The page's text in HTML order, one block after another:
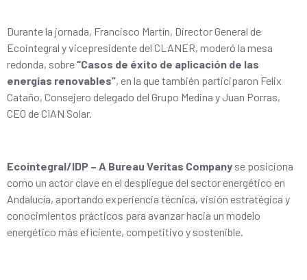
Durante la jornada, Francisco Martín, Director General de
Ecointegral y vicepresidente del CLANER, moderó la mesa
redonda, sobre“Casos de éxito de aplicación de las
energías renovables”, en la que también participaron Felix
Cataño, Consejero delegado del Grupo Medina y Juan Porras,
CEO de CIAN Solar.
Ecointegral/IDP – A Bureau Veritas Company se posiciona
como un actor clave en el despliegue del sector energético en
Andalucía, aportando experiencia técnica, visión estratégica y
conocimientos prácticos para avanzar hacia un modelo
energético más eficiente, competitivo y sostenible.